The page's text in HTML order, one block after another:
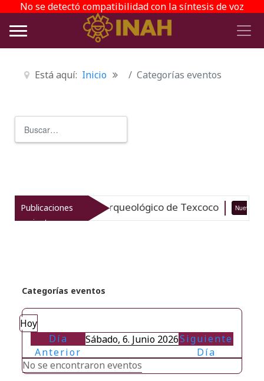
No se detectó compatibilidad con la síntesis de voz
Está aquí: Inicio Categorías eventos
Publicaciones
recientes
el patrimonio arqueológico de Texcoco Nuevo
Categorías eventos
Hoy
Día
Anterior
Sábado, 6. Junio 2026Siguiente
Día
No se encontraron eventos